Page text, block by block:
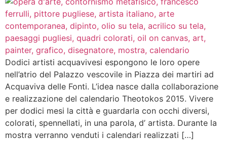
Dodici artisti acquavivesi espongono le loro opere
nell’atrio del Palazzo vescovile in Piazza dei martiri ad
Acquaviva delle Fonti. L’idea nasce dalla collaborazione
e realizzazione del calendario Theotokos 2015. Vivere
per dodici mesi la città e guardarla con occhi diversi,
colorati, spennellati, in una parola, d’ artista. Durante la
mostra verranno venduti i calendari realizzati […]